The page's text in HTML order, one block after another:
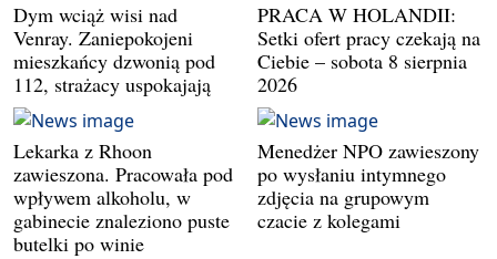
Dym wciąż wisi nad
Venray. Zaniepokojeni
mieszkańcy dzwonią pod
112, strażacy uspokajają
PRACA W HOLANDII:
Setki ofert pracy czekają na
Ciebie – sobota 8 sierpnia
2026
Lekarka z Rhoon
zawieszona. Pracowała pod
wpływem alkoholu, w
gabinecie znaleziono puste
butelki po winie
Menedżer NPO zawieszony
po wysłaniu intymnego
zdjęcia na grupowym
czacie z kolegami